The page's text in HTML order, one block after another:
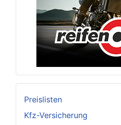
Preislisten
Kfz-Versicherung